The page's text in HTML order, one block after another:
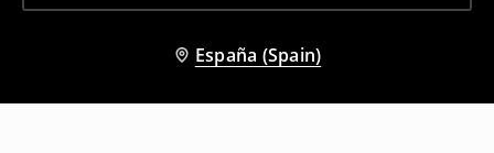
España (Spain)